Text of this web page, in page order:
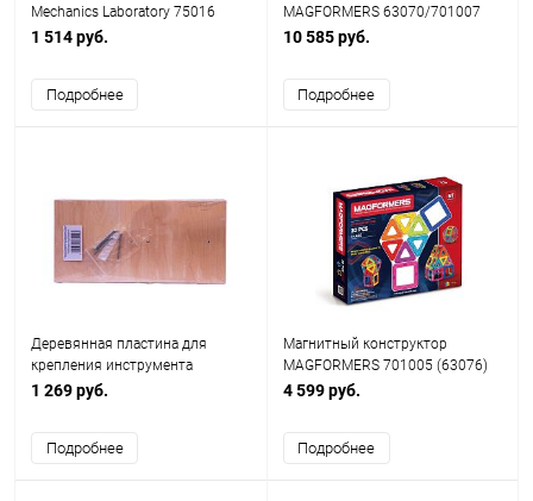
Mechanics Laboratory 75016
Вертолет с тройным
1 514 руб.
Подробнее
MAGFORMERS 63070/701007
Standart 62
10 585 руб.
Подробнее
Деревянная пластина для
крепления инструмента
(163410)
1 269 руб.
Подробнее
Магнитный конструктор
MAGFORMERS 701005 (63076)
Набор 30
4 599 руб.
Подробнее